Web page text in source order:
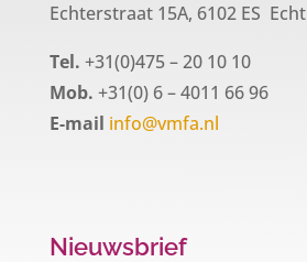
Echterstraat 15A, 6102 ES Echt
Tel. +31(0)475 – 20 10 10
Mob. +31(0) 6 – 4011 66 96
E-mail info@vmfa.nl
Nieuwsbrief